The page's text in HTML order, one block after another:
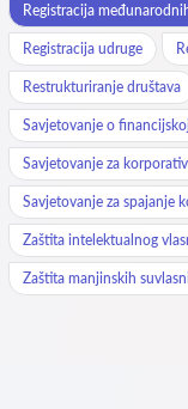
Registracija
Registracija udruge
Restrukturiranje društava
Savjetovanje o
Savjetovanje za
Savjetovanje za spajanje
Zaštita intelektualnog
Zaštita manjinskih